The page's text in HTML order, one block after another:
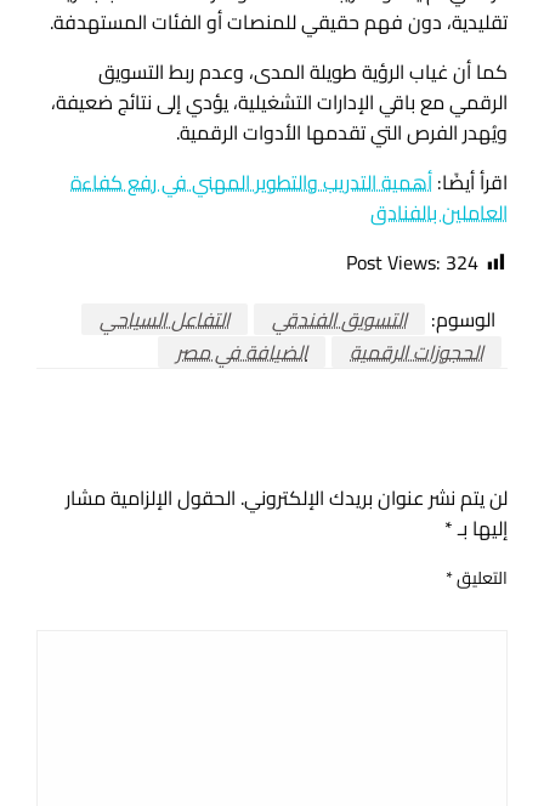
تقليدية، دون فهم حقيقي للمنصات أو الفئات المستهدفة.
كما أن غياب الرؤية طويلة المدى، وعدم ربط التسويق
الرقمي مع باقي الإدارات التشغيلية، يؤدي إلى نتائج ضعيفة،
ويُهدر الفرص التي تقدمها الأدوات الرقمية.
اقرأ أيضًا:أهمية التدريب والتطوير المهني في رفع كفاءة
العاملين بالفنادق
Post Views: 324
الوسوم:
التسويق الفندقي
التفاعل السياحي
الحجوزات الرقمية
الضيافة في مصر
لن يتم نشر عنوان بريدك الإلكتروني. الحقول الإلزامية مشار
إليها بـ*
التعليق*